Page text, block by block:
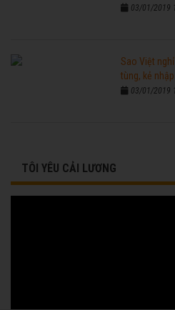
03/01/2019
Sao Việt
tùng, kẻ
03/01/2019
TÔI YÊU CẢI LƯƠNG